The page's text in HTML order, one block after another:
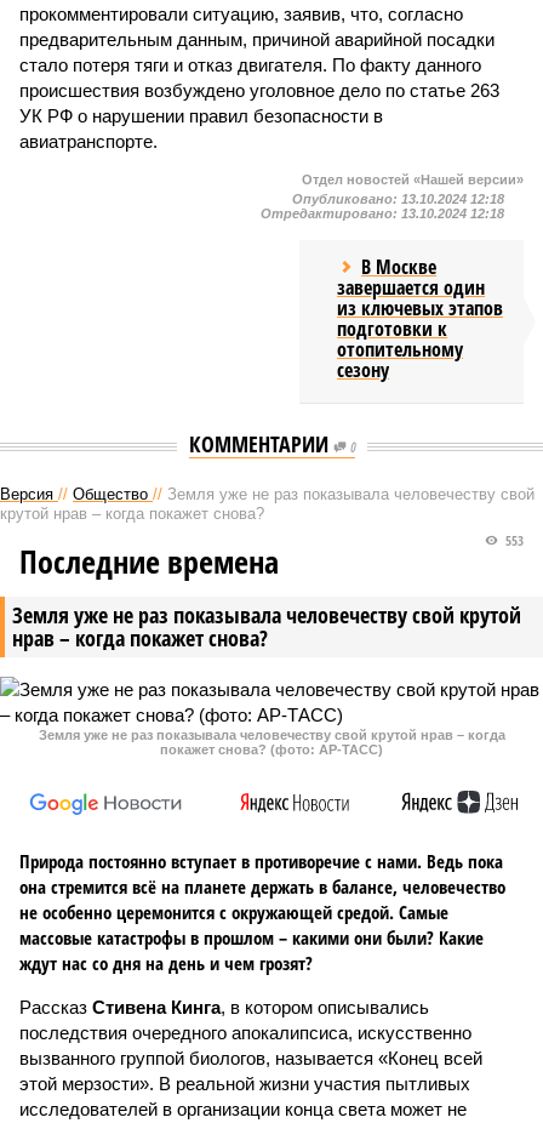
прокомментировали ситуацию, заявив, что, согласно
предварительным данным, причиной аварийной посадки
стало потеря тяги и отказ двигателя. По факту данного
происшествия возбуждено уголовное дело по статье 263
УК РФ о нарушении правил безопасности в
авиатранспорте.
Отдел новостей «Нашей версии»
Опубликовано: 13.10.2024 12:18
Отредактировано: 13.10.2024 12:18
В Москве
завершается один
из ключевых этапов
подготовки к
отопительному
сезону
КОММЕНТАРИИ 0
Версия // Общество // Земля уже не раз показывала человечеству свой
крутой нрав – когда покажет снова?
Земля уже не раз показывала человечеству свой крутой
нрав – когда покажет снова?
553
Последние времена
Земля уже не раз показывала человечеству свой крутой нрав – когда
покажет снова? (фото: АР-ТАСС)
Природа постоянно вступает в противоречие с нами. Ведь пока
она стремится всё на планете держать в балансе, человечество
не особенно церемонится с окружающей средой. Самые
массовые катастрофы в прошлом – какими они были? Какие
ждут нас со дня на день и чем грозят?
Рассказ Стивена Кинга, в котором описывались
последствия очередного апокалипсиса, искусственно
вызванного группой биологов, называется «Конец всей
этой мерзости». В реальной жизни участия пытливых
исследователей в организации конца света может не